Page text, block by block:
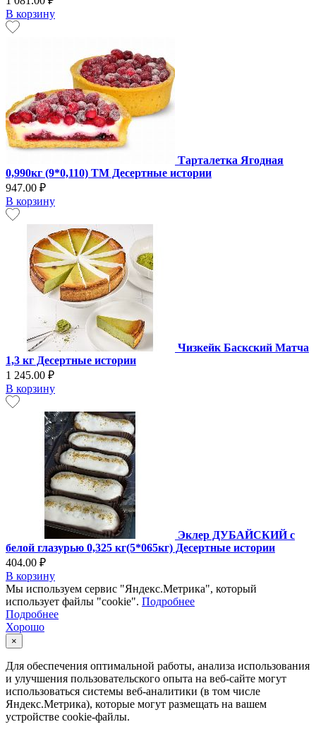
В корзину
Тарталетка Ягодная
0,990кг (9*0,110) ТМ Десертные истории
947.00 ₽
В корзину
Чизкейк Баскский Матча
1,3 кг Десертные истории
1 245.00 ₽
В корзину
Эклер ДУБАЙСКИЙ с
белой глазурью 0,325 кг(5*065кг) Десертные истории
404.00 ₽
В корзину
Мы используем сервис "Яндекс.Метрика", который
использует файлы "cookie". Подробнее
Подробнее
Хорошо
×
Для обеспечения оптимальной работы, анализа использования
и улучшения пользовательского опыта на веб-сайте могут
использоваться системы веб-аналитики (в том числе
Яндекс.Метрика), которые могут размещать на вашем
устройстве cookie-файлы.